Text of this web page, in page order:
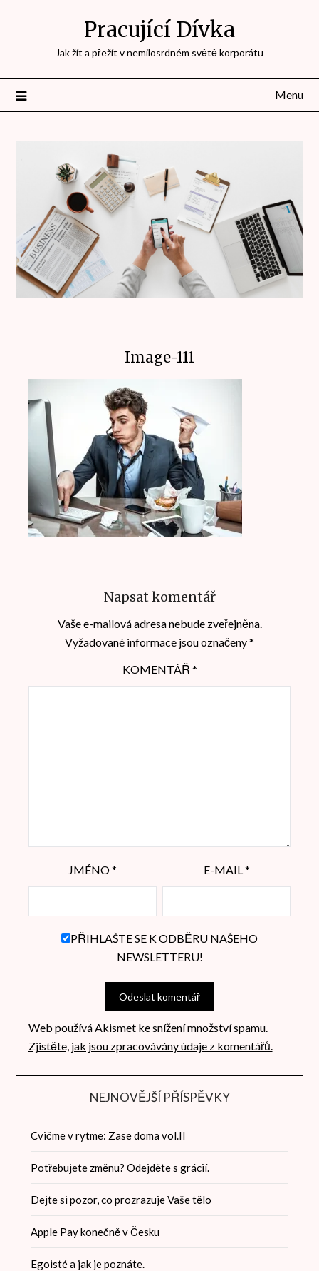
Pracující Dívka
Jak žít a přežít v nemilosrdném světě korporátu
Menu
Image-111
Napsat komentář
Vaše e-mailová adresa nebude zveřejněna.
Vyžadované informace jsou označeny*
KOMENTÁŘ *
JMÉNO* E-MAIL *
PŘIHLAŠTE SE K ODBĚRU NAŠEHO
NEWSLETTERU!
Web používá Akismet ke snížení množství spamu.
Zjistěte, jak jsou zpracovávány údaje z komentářů.
NEJNOVĚJŠÍ PŘÍSPĚVKY
Cvičme v rytme: Zase doma vol.II
Potřebujete změnu? Odejděte s grácií.
Dejte si pozor, co prozrazuje Vaše tělo
Apple Pay konečně v Česku
Egoisté a jak je poznáte.